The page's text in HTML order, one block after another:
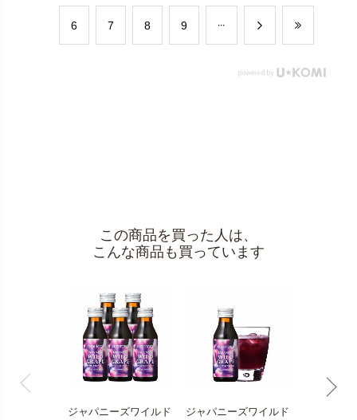
​6 ​7 ​8 ​9
この商品を買った人は、
こんな商品も買っています
ジャパニーズワイルド
ジャパニーズワイルド